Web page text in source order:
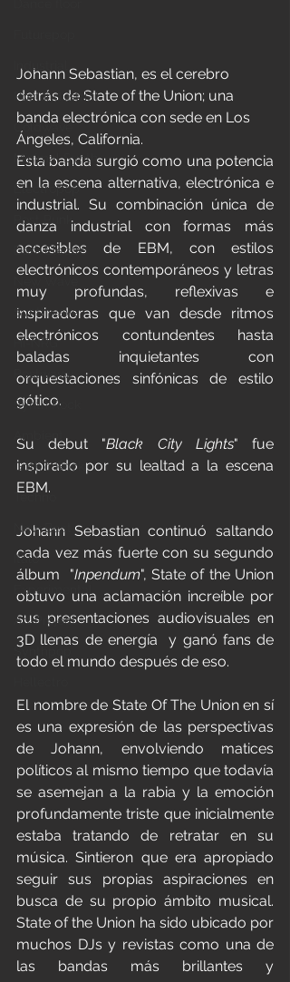
Industrial
Post Industrial
Coldwave
Minimal Synth
Electropop
Post Punk
Dark Electro
Synthwave
Hi-NRG
Postwavw
Synth Rock
Ambient
Gothic Rock
Techno
New Beat
Italo
Experimental
Art Project
Synthpop
Johann Sebastian, es el cerebro
detrás de State of the Union; una
banda electrónica con sede en Los
Ángeles, California.
Esta banda surgió como una potencia
en la escena alternativa, electrónica e
industrial. Su combinación única de
danza industrial con formas más
accesibles de EBM, con estilos
electrónicos contemporáneos y letras
muy profundas, reflexivas e
inspiradoras que van desde ritmos
electrónicos contundentes hasta
baladas inquietantes con
orquestaciones sinfónicas de estilo
gótico.
Su debut "Black City Lights" fue
inspirado por su lealtad a la escena
EBM.
Johann Sebastian continuó saltando
cada vez más fuerte con su segundo
álbum  "Inpendum", State of the Union
obtuvo una aclamación increíble por
sus presentaciones audiovisuales en
3D llenas de energía  y ganó fans de
todo el mundo después de eso.
El nombre de State Of The Union en sí
es una expresión de las perspectivas
de Johann, envolviendo matices
políticos al mismo tiempo que todavía
se asemejan a la rabia y la emoción
profundamente triste que inicialmente
estaba tratando de retratar en su
música. Sintieron que era apropiado
seguir sus propias aspiraciones en
busca de su propio ámbito musical.
State of the Union ha sido ubicado por
muchos DJs y revistas como una de
las bandas más brillantes y